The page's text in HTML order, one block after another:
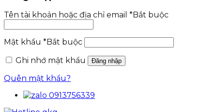
Tên tài khoản hoặc địa chỉ email *Bắt buộc
Mật khẩu *Bắt buộc
Ghi nhớ mật khẩu
Đăng nhập
Quên mật khẩu?